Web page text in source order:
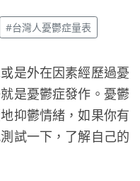
#台灣人憂鬱症量表
是外在因素經歷過憂
是憂鬱症發作。憂鬱
抑鬱情緒，如果你有
試一下，了解自己的